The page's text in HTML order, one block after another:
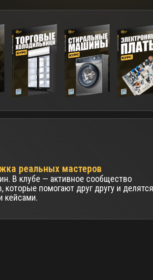
реальных мастеров
В клубе — активное сообщество
которые помогают друг другу и делятся
кейсами.